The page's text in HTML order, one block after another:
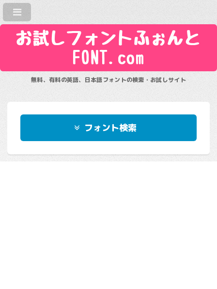
お試しフォントふぉんと
FONT.com
無料、有料の英語、日本語フォントの検索・お試しサイト
フォント検索